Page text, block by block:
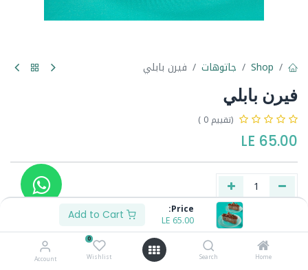
Price:
65.00
Home
Search
0
Wishlist
Account
Shop جاتوهات فيرن بابلي
فيرن بابلي
(تقييم 0 )
65.00